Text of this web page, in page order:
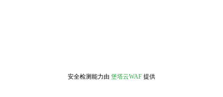
安全检测能力由 堡塔云WAF 提供